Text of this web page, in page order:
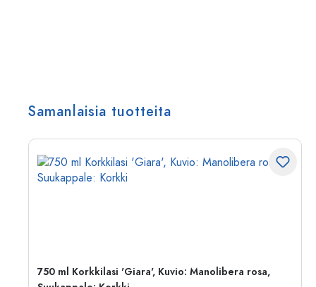
Samanlaisia tuotteita
750 ml Korkkilasi 'Giara', Kuvio: Manolibera rosa,